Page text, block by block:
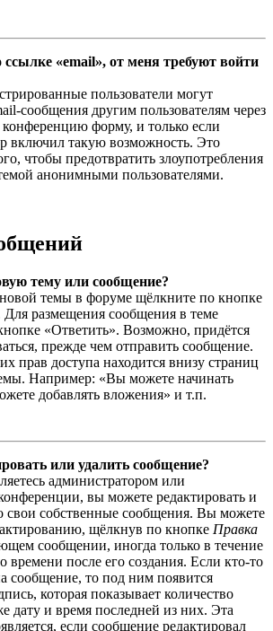
«email», от меня требуют войти
пользователи могут
сообщения другим пользователям через
форму, и только если
включил такую возможность. Это
чтобы предотвратить злоупотребления
анонимными пользователями.
тему или сообщение?
темы в форуме щёлкните по кнопке
Для размещения сообщения в теме
«Ответить». Возможно, придётся
прежде чем отправить сообщение.
прав доступа находится внизу страниц
Например: «Вы можете начинать
добавлять вложения» и т.п.
или удалить сообщение?
администратором или
вы можете редактировать и
свои собственные сообщения. Вы можете
щёлкнув по кнопке Правка
сообщении, иногда только в течение
времени после его создания. Если кто-то
сообщение, то под ним появится
которая показывает количество
дату и время последней из них. Эта
если сообщение редактировал